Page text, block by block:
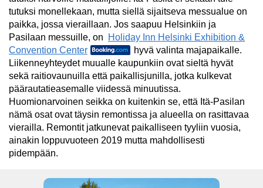
tutuksi monellekaan, mutta siellä sijaitseva messualue on
paikka, jossa vieraillaan. Jos saapuu Helsinkiin ja
Pasilaan messuille, on
Holiday Inn Helsinki Exhibition &
Convention Center
hyvä valinta majapaikalle.
Liikenneyhteydet muualle kaupunkiin ovat sieltä hyvät
sekä raitiovaunuilla että paikallisjunilla, jotka kulkevat
päärautatieasemalle viidessä minuutissa.
Huomionarvoinen seikka on kuitenkin se, että Itä-Pasilan
nämä osat ovat täysin remontissa ja alueella on rasittavaa
vierailla. Remontit jatkunevat paikalliseen tyyliin vuosia,
ainakin loppuvuoteen 2019 mutta mahdollisesti
pidempään.